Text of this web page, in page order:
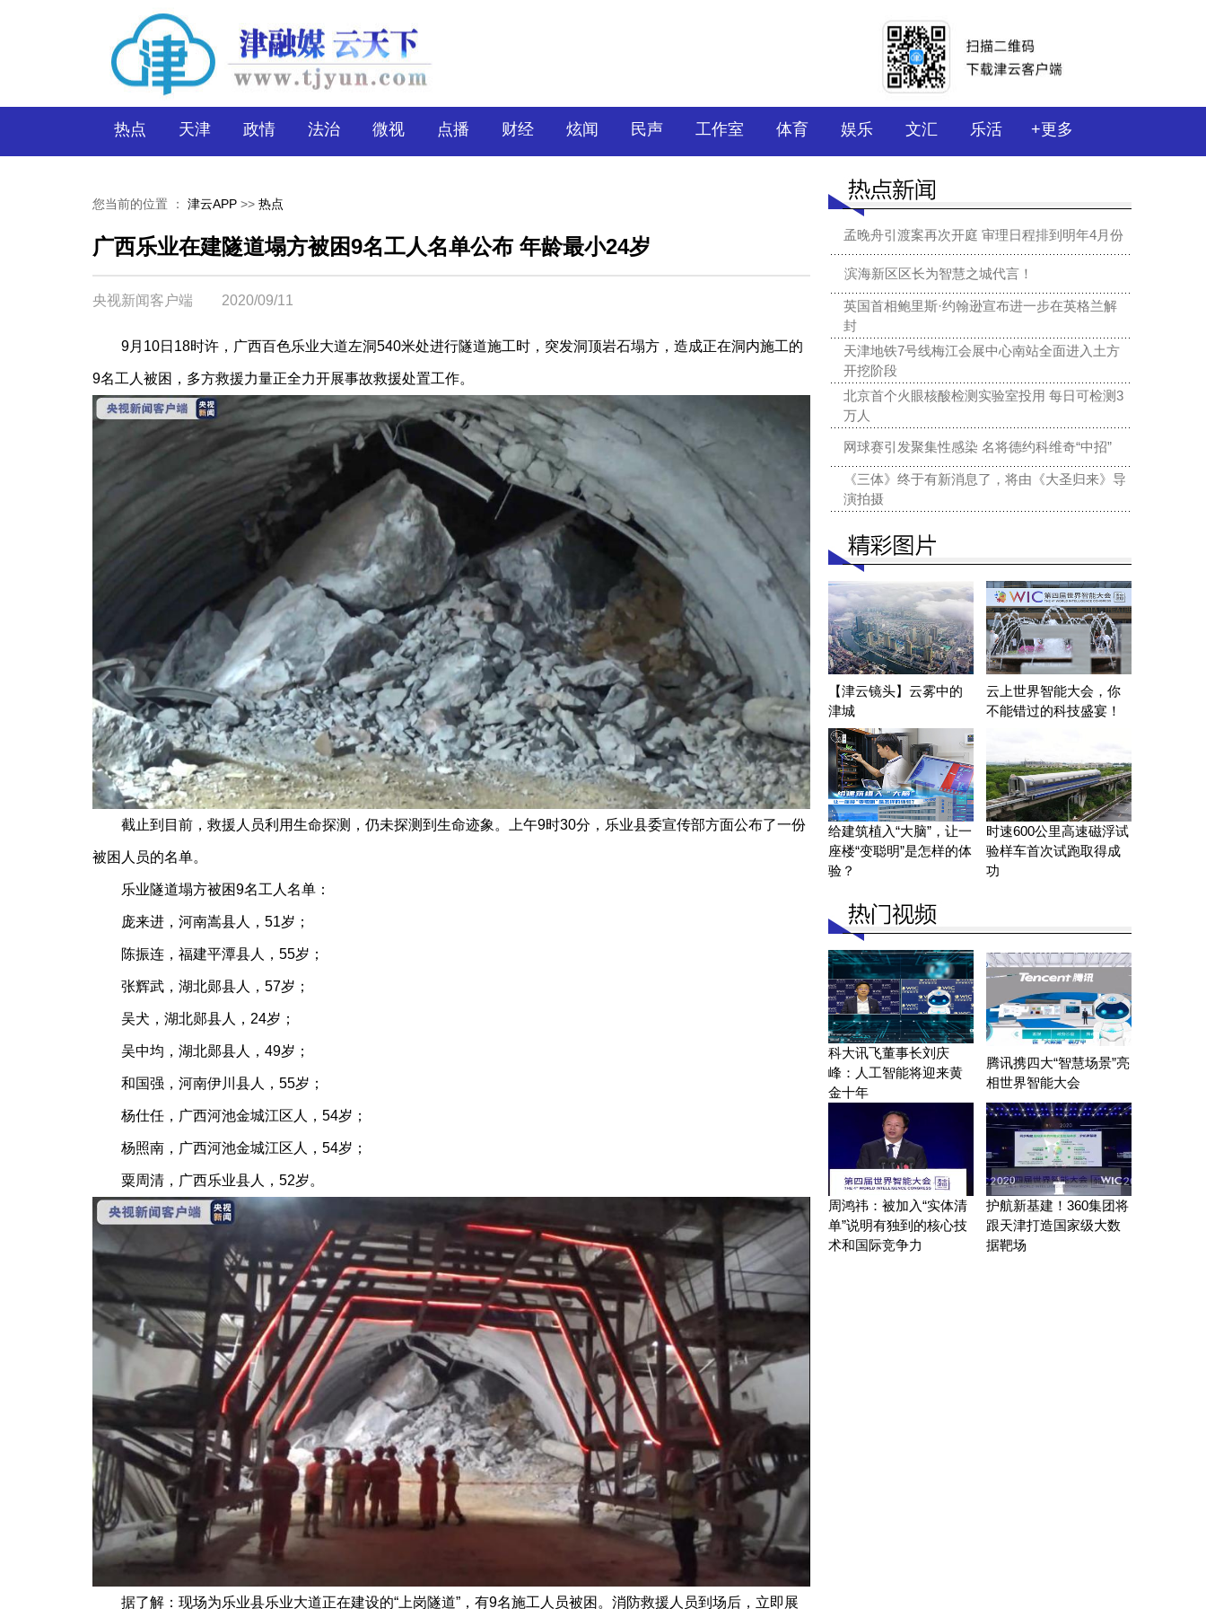
热点 天津 政情 法治 微视 点播 财经 炫闻 民声 工作室 体育 娱乐 文汇 乐活 +更多
您当前的位置 ： 津云APP >> 热点
广西乐业在建隧道塌方被困9名工人名单公布 年龄最小24岁
央视新闻客户端 2020/09/11
9月10日18时许，广西百色乐业大道左洞540米处进行隧道施工时，突发洞顶岩石塌方，造成正在洞内施工的
9名工人被困，多方救援力量正全力开展事故救援处置工作。
截止到目前，救援人员利用生命探测，仍未探测到生命迹象。上午9时30分，乐业县委宣传部方面公布了一份
被困人员的名单。
乐业隧道塌方被困9名工人名单：
庞来进，河南嵩县人，51岁；
陈振连，福建平潭县人，55岁；
张辉武，湖北郧县人，57岁；
吴犬，湖北郧县人，24岁；
吴中均，湖北郧县人，49岁；
和国强，河南伊川县人，55岁；
杨仕任，广西河池金城江区人，54岁；
杨照南，广西河池金城江区人，54岁；
粟周清，广西乐业县人，52岁。
据了解：现场为乐业县乐业大道正在建设的“上岗隧道”，有9名施工人员被困。消防救援人员到场后，立即展
孟晚舟引渡案再次开庭 审理日程排到明年4月份
滨海新区区长为智慧之城代言！
英国首相鲍里斯·约翰逊宣布进一步在英格兰解
封
天津地铁7号线梅江会展中心南站全面进入土方
开挖阶段
北京首个火眼核酸检测实验室投用 每日可检测3
万人
网球赛引发聚集性感染 名将德约科维奇“中招”
《三体》终于有新消息了，将由《大圣归来》导
演拍摄
【津云镜头】云雾中的
津城
云上世界智能大会，你
不能错过的科技盛宴！
给建筑植入“大脑”，让一
座楼“变聪明”是怎样的体
验？
时速600公里高速磁浮试
验样车首次试跑取得成
功
科大讯飞董事长刘庆
峰：人工智能将迎来黄
金十年
腾讯携四大“智慧场景”亮
相世界智能大会
周鸿祎：被加入“实体清
单”说明有独到的核心技
术和国际竞争力
护航新基建！360集团将
跟天津打造国家级大数
据靶场